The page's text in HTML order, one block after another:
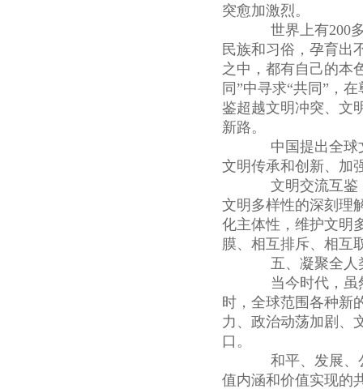
突愈加激烈。
世界上有200多
民族和习俗，孕育出
之中，都有自己的本
同”中寻求“共同”，
鉴超越文明冲突、文
新路。
中国提出全球文
文明传承和创新、加
文明交流互鉴，
文明多样性的深刻理
化主体性，维护文明
膜、相互排斥、相互
五、凝聚全人
当今时代，虽然
时，全球范围各种新
力、政治动荡加剧、
口。
和平、发展、公
值内涵和价值实现的